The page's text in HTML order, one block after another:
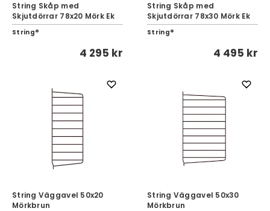
String Skåp med
Skjutdörrar 78x20 Mörk Ek
String®
4 295 kr
String Skåp med
Skjutdörrar 78x30 Mörk Ek
String®
4 495 kr
String Väggavel 50x20
Mörkbrun
String Väggavel 50x30
Mörkbrun